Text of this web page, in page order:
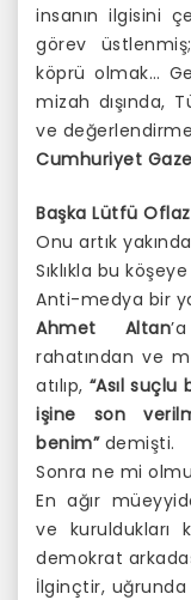
insanın ilgisini
görev
köprü olmak…
mizah dışında,
ve
Cumhuriyet
Başka Lütfü
Onu artık
Sıklıkla bu
Anti-medya bir
Ahmet Altan
rahatından ve
atılıp, “Asıl suçlu
işine son
benim”demişti.
Sonra ne mi
En ağır
ve kuruldukları
demokrat
İlginçtir,